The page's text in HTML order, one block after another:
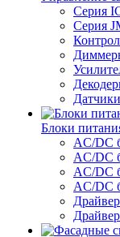
Серия
Серия
Блоки
AC/DC
AC/DC
AC/DC
AC/DC